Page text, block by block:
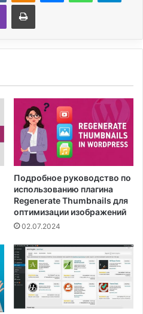
Подробное руководство по
использованию плагина
Regenerate Thumbnails для
оптимизации изображений
02.07.2024